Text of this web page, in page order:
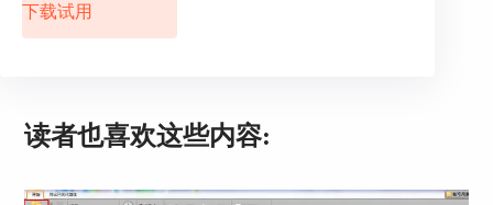
感，比单纯的黑白照片多了一些温度，看起来更具
年代感。
下载试用
读者也喜欢这些内容: